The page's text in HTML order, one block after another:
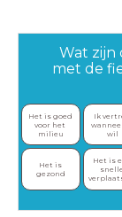
Wat zijn
met de
Het is goed
voor het
milieu
Ik
wil
Het is
gezond
Het is
snelle